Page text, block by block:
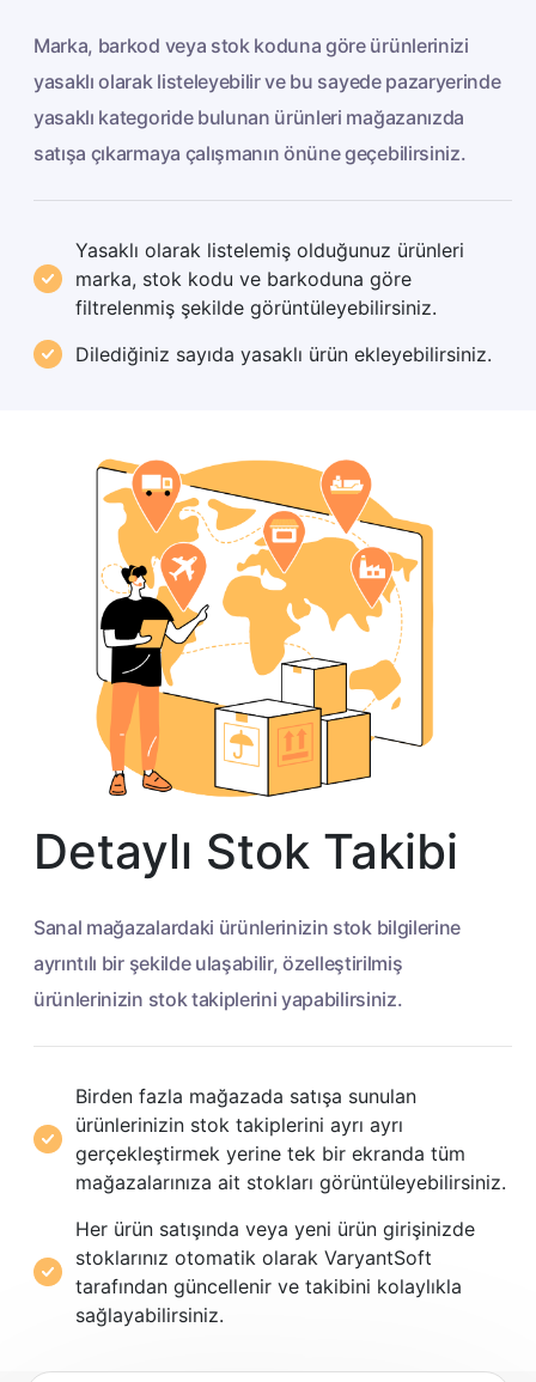
Marka, barkod veya stok koduna göre ürünlerinizi
yasaklı olarak listeleyebilir ve bu sayede pazaryerinde
yasaklı kategoride bulunan ürünleri mağazanızda
satışa çıkarmaya çalışmanın önüne geçebilirsiniz.
Yasaklı olarak listelemiş olduğunuz ürünleri
marka, stok kodu ve barkoduna göre
filtrelenmiş şekilde görüntüleyebilirsiniz.
Dilediğiniz sayıda yasaklı ürün ekleyebilirsiniz.
Detaylı Stok Takibi
Sanal mağazalardaki ürünlerinizin stok bilgilerine
ayrıntılı bir şekilde ulaşabilir, özelleştirilmiş
ürünlerinizin stok takiplerini yapabilirsiniz.
Birden fazla mağazada satışa sunulan
ürünlerinizin stok takiplerini ayrı ayrı
gerçekleştirmek yerine tek bir ekranda tüm
mağazalarınıza ait stokları görüntüleyebilirsiniz.
Her ürün satışında veya yeni ürün girişinizde
stoklarınız otomatik olarak VaryantSoft
tarafından güncellenir ve takibini kolaylıkla
sağlayabilirsiniz.